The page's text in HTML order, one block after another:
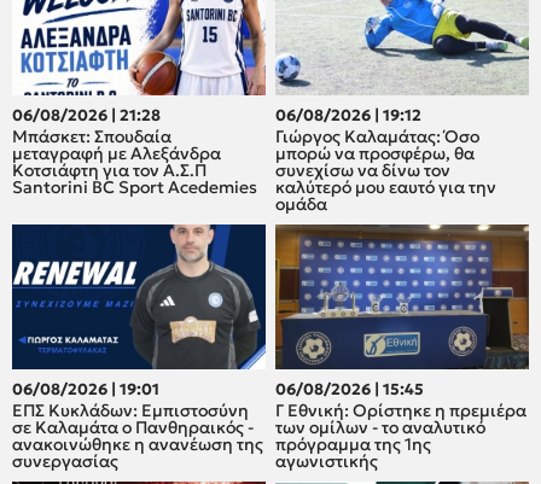
06/08/2026 | 21:28
Μπάσκετ: Σπουδαία
μεταγραφή με Αλεξάνδρα
Κοτσιάφτη για τον A.Σ.Π
Santorini BC Sport Acedemies
06/08/2026 | 19:12
Γιώργος Καλαμάτας: Όσο
μπορώ να προσφέρω, θα
συνεχίσω να δίνω τον
καλύτερό μου εαυτό για την
ομάδα
06/08/2026 | 19:01
ΕΠΣ Κυκλάδων: Εμπιστοσύνη
σε Καλαμάτα ο Πανθηραικός -
ανακοινώθηκε η ανανέωση της
συνεργασίας
06/08/2026 | 15:45
Γ Εθνική: Ορίστηκε η πρεμιέρα
των ομίλων - το αναλυτικό
πρόγραμμα της 1ης
αγωνιστικής